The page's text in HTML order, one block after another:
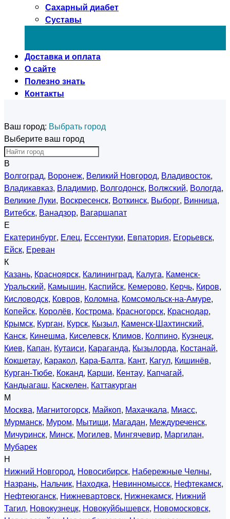
Сахарный диабет
Суставы
Доставка и оплата
О сайте
Полезно знать
Контакты
Ваш город: Выбрать город
Выберите ваш город
В
Волгоград, Воронеж, Великий Новгород, Владивосток,
Владикавказ, Владимир, Волгодонск, Волжский, Вологда,
Великие Луки, Воскресенск, Воткинск, Выборг, Винница,
Витебск, Ванадзор, Вагаршапат
Е
Екатеринбург, Елец, Ессентуки, Евпатория, Егорьевск,
Ейск, Ереван
К
Казань, Красноярск, Калининград, Калуга, Каменск-
Уральский, Камышин, Каспийск, Кемерово, Керчь, Киров,
Кисловодск, Ковров, Коломна, Комсомольск-на-Амуре,
Копейск, Королёв, Кострома, Красногорск, Краснодар,
Крымск, Курган, Курск, Кызыл, Каменск-Шахтинский,
Канск, Кинешма, Киселевск, Климов, Колпино, Кузнецк,
Киев, Капан, Кутаиси, Караганда, Кызылорда, Костанай,
Кокшетау, Каракол, Кара-Балта, Кант, Кагул, Кишинёв,
Курган-Тюбе, Коканд, Карши, Кентау, Капчагай,
Кандыагаш, Каскелен, Каттакурган
М
Москва, Магнитогорск, Майкоп, Махачкала, Миасс,
Мурманск, Муром, Мытищи, Магадан, Междуреченск,
Мичуринск, Минск, Могилев, Мингячевир, Маргилан,
Мубарек
Н
Нижний Новгород, Новосибирск, Набережные Челны,
Назрань, Нальчик, Находка, Невинномысск, Нефтекамск,
Нефтеюганск, Нижневартовск, Нижнекамск, Нижний
Тагил, Новокузнецк, Новокуйбышевск, Новомосковск,